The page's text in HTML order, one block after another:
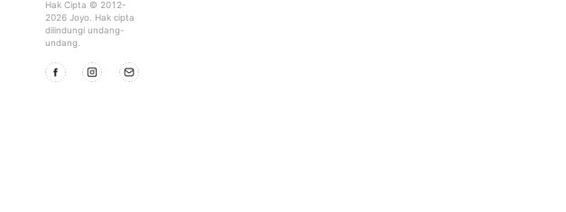
Hak Cipta © 2012-
2026 Joyo. Hak cipta
dilindungi undang-
undang.